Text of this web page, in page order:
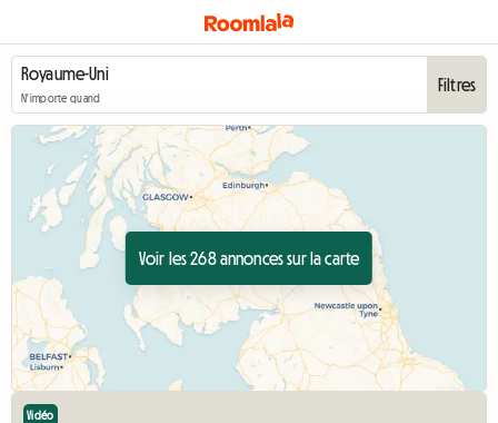
N'importe quand
Filtres
Voir les 268 annonces sur la carte
Vidéo